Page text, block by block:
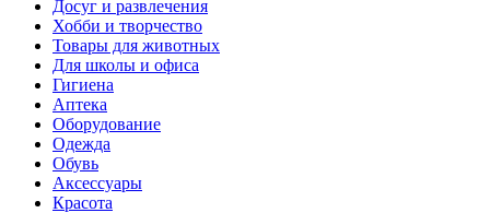
Досуг и развлечения
Хобби и творчество
Товары для животных
Для школы и офиса
Гигиена
Аптека
Оборудование
Одежда
Обувь
Аксессуары
Красота